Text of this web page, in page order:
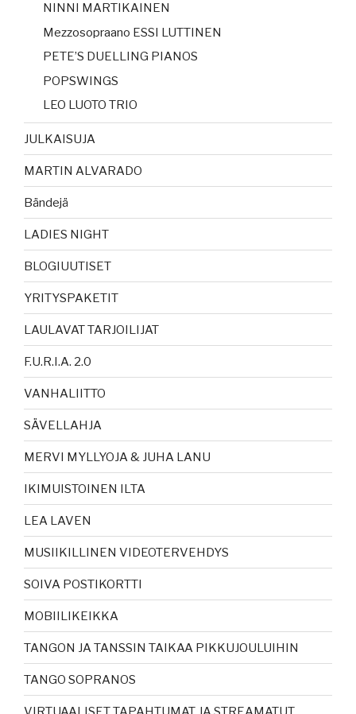
NINNI MARTIKAINEN
Mezzosopraano ESSI LUTTINEN
PETE’S DUELLING PIANOS
POPSWINGS
LEO LUOTO TRIO
JULKAISUJA
MARTIN ALVARADO
Bändejä
LADIES NIGHT
BLOGIUUTISET
YRITYSPAKETIT
LAULAVAT TARJOILIJAT
F.U.R.I.A. 2.0
VANHALIITTO
SÄVELLAHJA
MERVI MYLLYOJA & JUHA LANU
IKIMUISTOINEN ILTA
LEA LAVEN
MUSIIKILLINEN VIDEOTERVEHDYS
SOIVA POSTIKORTTI
MOBIILIKEIKKA
TANGON JA TANSSIN TAIKAA PIKKUJOULUIHIN
TANGO SOPRANOS